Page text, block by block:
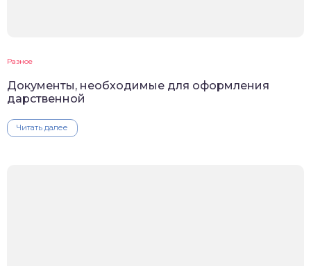
Разное
Документы, необходимые для оформления
дарственной
Читать далее